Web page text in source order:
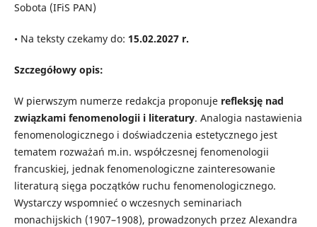
Sobota (IFiS PAN)
• Na teksty czekamy do: 15.02.2027 r.
Szczegółowy opis:
W pierwszym numerze redakcja proponuje refleksję nad
związkami fenomenologii i literatury. Analogia nastawienia
fenomenologicznego i doświadczenia estetycznego jest
tematem rozważań m.in. współczesnej fenomenologii
francuskiej, jednak fenomenologiczne zainteresowanie
literaturą sięga początków ruchu fenomenologicznego.
Wystarczy wspomnieć o wczesnych seminariach
monachijskich (1907–1908), prowadzonych przez Alexandra